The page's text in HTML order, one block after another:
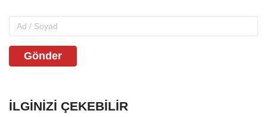
Gönder
İLGINIZI ÇEKEBILIR